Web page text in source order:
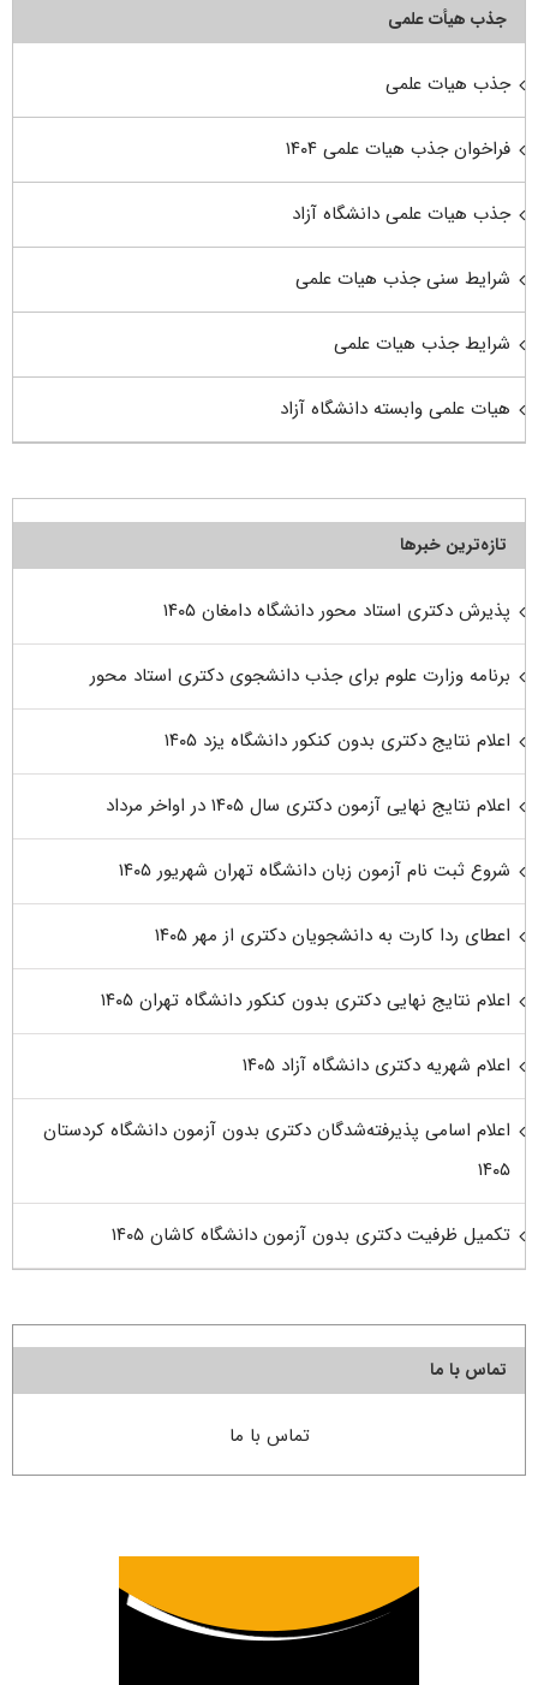
جذب هیأت علمی
جذب هیات علمی
فراخوان جذب هیات علمی ۱۴۰۴
جذب هیات علمی دانشگاه آزاد
شرایط سنی جذب هیات علمی
شرایط جذب هیات علمی
هیات علمی وابسته دانشگاه آزاد
تازه‌ترین خبرها
پذیرش دکتری استاد محور دانشگاه دامغان ۱۴۰۵
برنامه وزارت علوم برای جذب دانشجوی دکتری استاد محور
اعلام نتایج دکتری بدون کنکور دانشگاه یزد ۱۴۰۵
اعلام نتایج نهایی آزمون دکتری سال ۱۴۰۵ در اواخر مرداد
شروع ثبت نام آزمون زبان دانشگاه تهران شهریور ۱۴۰۵
اعطای ردا کارت به دانشجویان دکتری از مهر ۱۴۰۵
اعلام نتایج نهایی دکتری بدون کنکور دانشگاه تهران ۱۴۰۵
اعلام شهریه دکتری دانشگاه آزاد ۱۴۰۵
اعلام اسامی پذیرفته‌شدگان دکتری بدون آزمون دانشگاه کردستان
۱۴۰۵
تکمیل ظرفیت دکتری بدون آزمون دانشگاه کاشان ۱۴۰۵
تماس با ما
تماس با ما